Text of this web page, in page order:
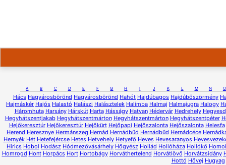
A B C D E F G H I J K L M N O
Hács Hagyárosbörönd Hagyárosbörönd Hahót Hajdúbagos Hajdúböszörmény
Hajmáskér Hajós Halastó Halászi Halásztelek Halimba Halmaj Halmajugra Halogy
Háromhuta Harsány Hárskút Harta Hásságy Hatvan Hédervár Hedrehely Hegyesd
Hegyhátszentjakab Hegyhátszentmárton Hegyhátszentmárton Hegyhátszentpéter
Hejőkeresztúr Hejőkeresztúr Hejőkürt Hejőpapi Hejőszalonta Hejőszalonta Helesfa
Herend Heresznye Hermánszeg Hernád Hernádbüd Hernádbűd Hernádcéce
Hernyék Hét Hetefejércse Hetes Hetvehely Hetyefő Heves Hevesaranyos
Hirics Hobol Hodász Hódmezővásárhely Hőgyész Hollád Hollóháza Hollókő
Homrogd Hont Horpács Hort Hortobágy Horváthertelend Horvátlövő Horvátzsidány
Hottó Hövej Hugyag